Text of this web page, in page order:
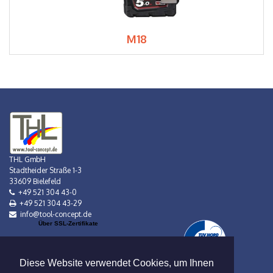
Diese Website verwendet Cookies, um Ihnen
M18
THL GmbH
Stadtheider Straße 1-3
33609 Bielefeld
+49 521 304 43-0
+49 521 304 43-29
info@tool-concept.de
Über SSL-Zertifikate